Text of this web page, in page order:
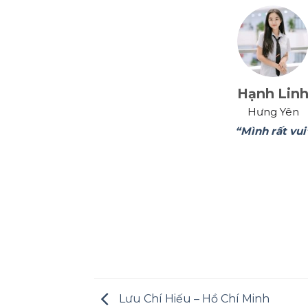
Hạnh Linh
Hưng Yên
“Mình rất
Lưu Chí Hiếu – Hồ Chí Minh